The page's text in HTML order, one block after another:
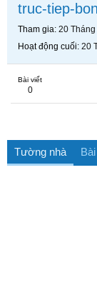
truc-tiep-
Tham gia 20
Hoạt động cuối 20
Bài viết
0
Tường nhà